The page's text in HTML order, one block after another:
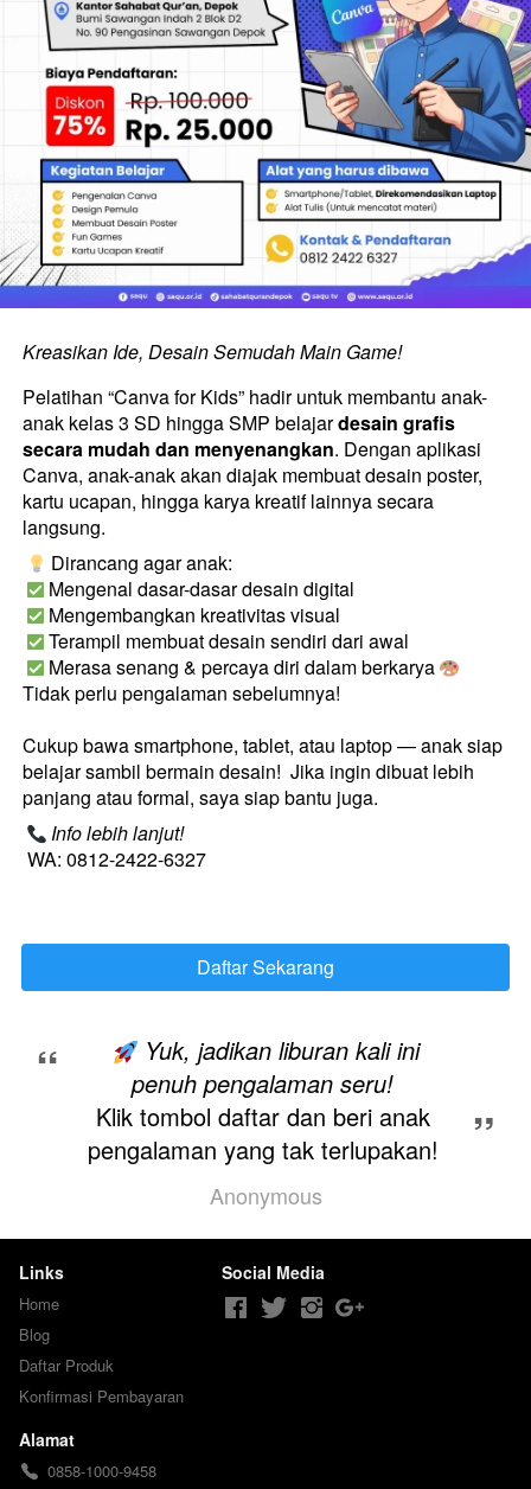
Kreasikan Ide, Desain Semudah Main Game!
Pelatihan “Canva for Kids” hadir untuk membantu anak-
anak kelas 3 SD hingga SMP belajar desain grafis
secara mudah dan menyenangkan. Dengan aplikasi
Canva, anak-anak akan diajak membuat desain poster,
kartu ucapan, hingga karya kreatif lainnya secara
langsung.
Dirancang agar anak:
Mengenal dasar-dasar desain digital
Mengembangkan kreativitas visual
Terampil membuat desain sendiri dari awal
Merasa senang & percaya diri dalam berkarya
Tidak perlu pengalaman sebelumnya!
Cukup bawa smartphone, tablet, atau laptop — anak siap
belajar sambil bermain desain!  Jika ingin dibuat lebih
panjang atau formal, saya siap bantu juga.
Info lebih lanjut!
WA: 0812-2422-6327
`Daftar Sekarang
“
Yuk, jadikan liburan kali ini
penuh pengalaman seru!
Klik tombol daftar dan beri anak
pengalaman yang tak terlupakan!
”
Anonymous
Links
Home
Blog
Daftar Produk
Konfirmasi Pembayaran
Social Media
Alamat
0858-1000-9458